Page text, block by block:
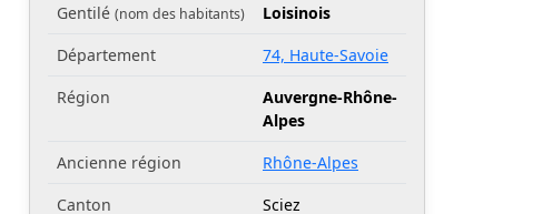
Gentilé (nom des habitants)
Loisinois
Département
74, Haute-Savoie
Région
Auvergne-Rhône-
Alpes
Ancienne région
Rhône-Alpes
Canton
Sciez